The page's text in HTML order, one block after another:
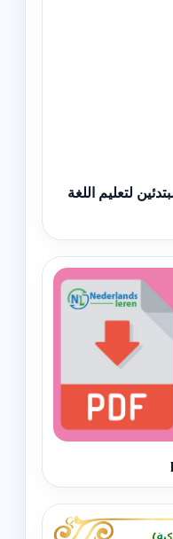
لتعليم اللغة